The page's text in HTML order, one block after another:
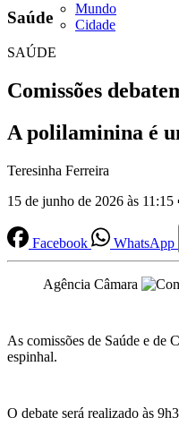
Mundo
Cidade
Saúde
SAÚDE
Comissões
A polilaminina é
Teresinha Ferreira
15 de junho de 2026 às 11:15
Facebook WhatsApp
Agência Câmara
As comissões de Saúde e de
espinhal.
O debate será realizado às